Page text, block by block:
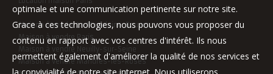
Maison à vendre La Madeleine-Bouvet
Maison à vendre Paris
Maison à vendre Neuilly-sur-Seine
Maison à vendre Mandres-les-Roses
optimale et une communication pertinente sur notre site.
Grace à ces technologies, nous pouvons vous proposer du
contenu en rapport avec vos centres d'intérêt. Ils nous
permettent également d'améliorer la qualité de nos services et